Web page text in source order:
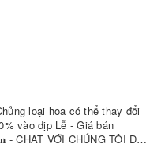
loại hoa có thể thay đổi
vào dịp Lễ - Giá bán
- CHAT VỚI CHÚNG TÔI ĐỂ